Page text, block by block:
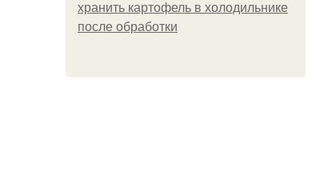
хранить картофель в холодильнике
после обработки